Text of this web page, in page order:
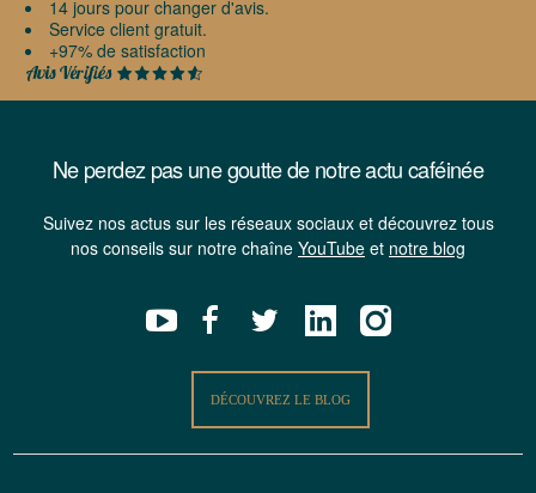
14 jours pour changer d'avis.
Service client gratuit.
+97% de satisfaction
Ne perdez pas une goutte de notre actu caféinée
Suivez nos actus sur les réseaux sociaux et découvrez tous
nos conseils sur notre chaîne YouTube et notre blog
DÉCOUVREZ LE BLOG